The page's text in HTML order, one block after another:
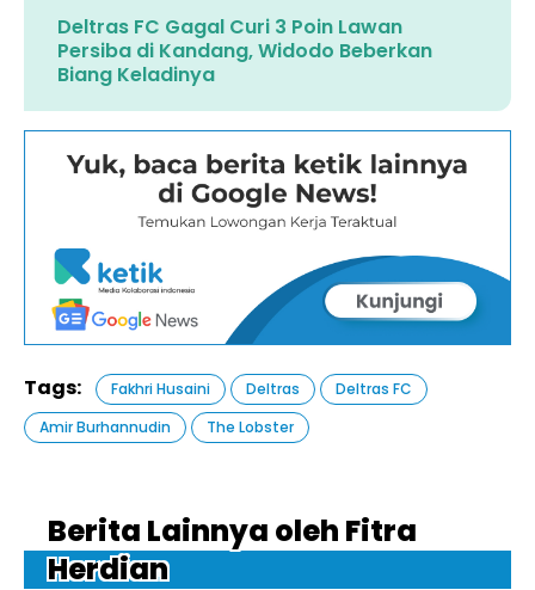
Deltras FC Gagal Curi 3 Poin Lawan
Persiba di Kandang, Widodo Beberkan
Biang Keladinya
Tags: Fakhri Husaini Deltras
Deltras FC
Amir Burhannudin
The Lobster
Berita Lainnya oleh Fitra
Herdian